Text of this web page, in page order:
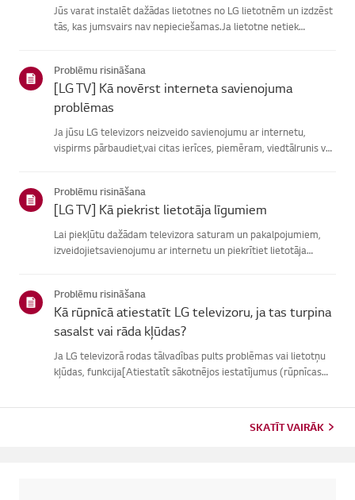
Jūs varat instalēt dažādas lietotnes no LG lietotnēm un izdzēst
tās, kas jumsvairs nav nepieciešamas.Ja lietotne netiek
Problēmu risināšana
[LG TV] Kā novērst interneta savienojuma
problēmas
Ja jūsu LG televizors neizveido savienojumu ar internetu,
vispirms pārbaudiet,vai citas ierīces, piemēram, viedtālrunis vai
Problēmu risināšana
[LG TV] Kā piekrist lietotāja līgumiem
Lai piekļūtu dažādam televizora saturam un pakalpojumiem,
izveidojietsavienojumu ar internetu un piekrītiet lietotāja
Problēmu risināšana
Kā rūpnīcā atiestatīt LG televizoru, ja tas turpina
sasalst vai rāda kļūdas?
Ja LG televizorā rodas tālvadības pults problēmas vai lietotņu
kļūdas, funkcija[Atiestatīt sākotnējos iestatījumus (rūpnīcas
SKATĪT VAIRĀK